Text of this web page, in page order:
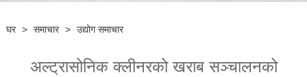
घर > समाचार > उद्योग समाचार
अल्ट्रासोनिक क्लीनरको खराब सञ्चालनको